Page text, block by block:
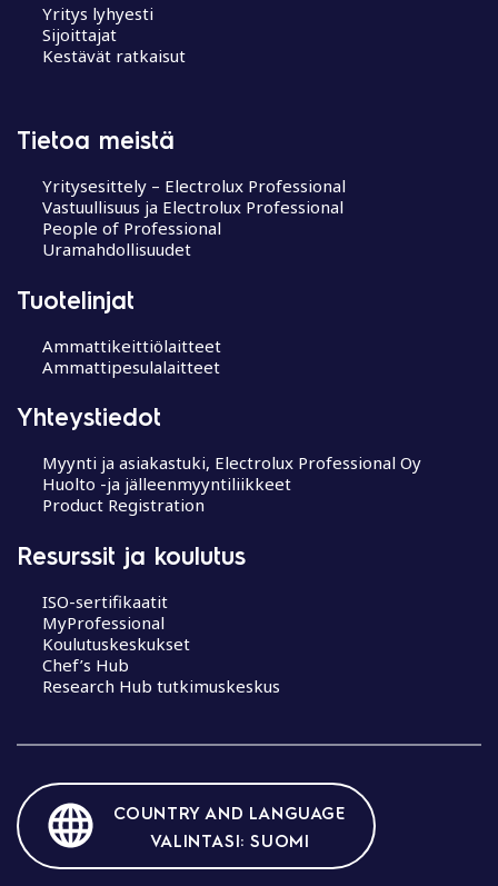
Yritys lyhyesti
Sijoittajat
Kestävät ratkaisut
Tietoa meistä
Yritysesittely – Electrolux Professional
Vastuullisuus ja Electrolux Professional
People of Professional
Uramahdollisuudet
Tuotelinjat
Ammattikeittiölaitteet
Ammattipesulalaitteet
Yhteystiedot
Myynti ja asiakastuki, Electrolux Professional Oy
Huolto -ja jälleenmyyntiliikkeet
Product Registration
Resurssit ja koulutus
ISO-sertifikaatit
MyProfessional
Koulutuskeskukset
Chef’s Hub
Research Hub tutkimuskeskus
COUNTRY AND LANGUAGE
VALINTASI: SUOMI